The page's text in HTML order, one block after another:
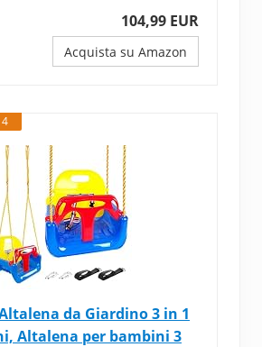
104,99 EUR
Acquista su Amazon
4
Altalena da Giardino 3 in 1
Altalena per bambini 3